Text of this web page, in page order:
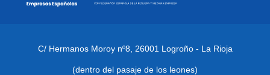
C/ Hermanos Moroy nº8, 26001 Logroño - La Rioja
(dentro del pasaje de los leones)